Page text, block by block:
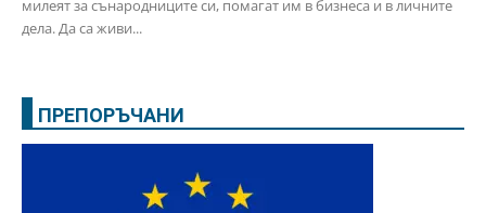
милеят за сънародниците си, помагат им в бизнеса и в личните
дела. Да са живи...
ПРЕПОРЪЧАНИ